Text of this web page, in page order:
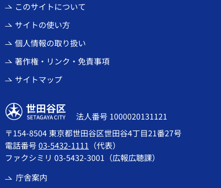
このサイトについて
サイトの使い方
個人情報の取り扱い
著作権・リンク・免責事項
サイトマップ
世田谷区
法人番号 1000020131121
〒154-8504 東京都世田谷区世田谷4丁目21番27号
電話番号03-5432-1111 （代表）
ファクシミリ 03-5432-3001（広報広聴課）
庁舎案内